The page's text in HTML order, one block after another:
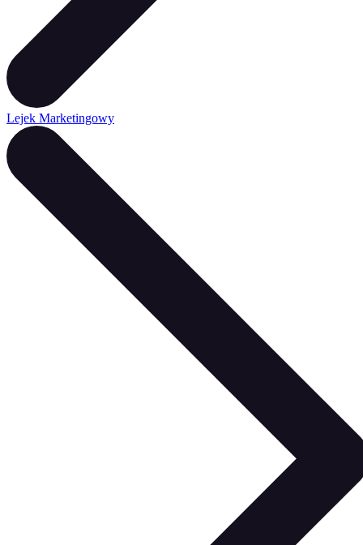
Lejek Marketingowy